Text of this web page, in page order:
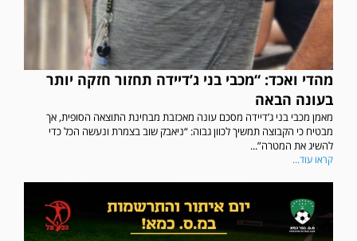
מהדי ואכד: “מכבי בני ג’דיידה תחזור חזקה יותר
בעונה הבאה
מאמן מכבי בני ג’דיידה מסכם עונה מאכזבת מבחינת התוצאה הסופית, אך
מבטיח כי הקבוצה תמשיך לכוון גבוה: “ניאבק שוב בצמרת ונעשה הכל כדי
להשיג את המטרה”...
קראו עוד...